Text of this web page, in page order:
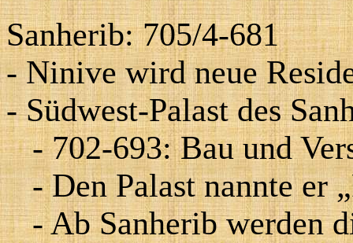
Sanherib: 705/4-681
- Ninive wird neue
- Südwest-Palast des
- 702-693: Bau und
- Den Palast nannte er
- Ab Sanherib werden